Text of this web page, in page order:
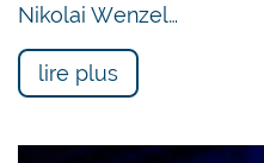
Nikolai Wenzel…
lire plus